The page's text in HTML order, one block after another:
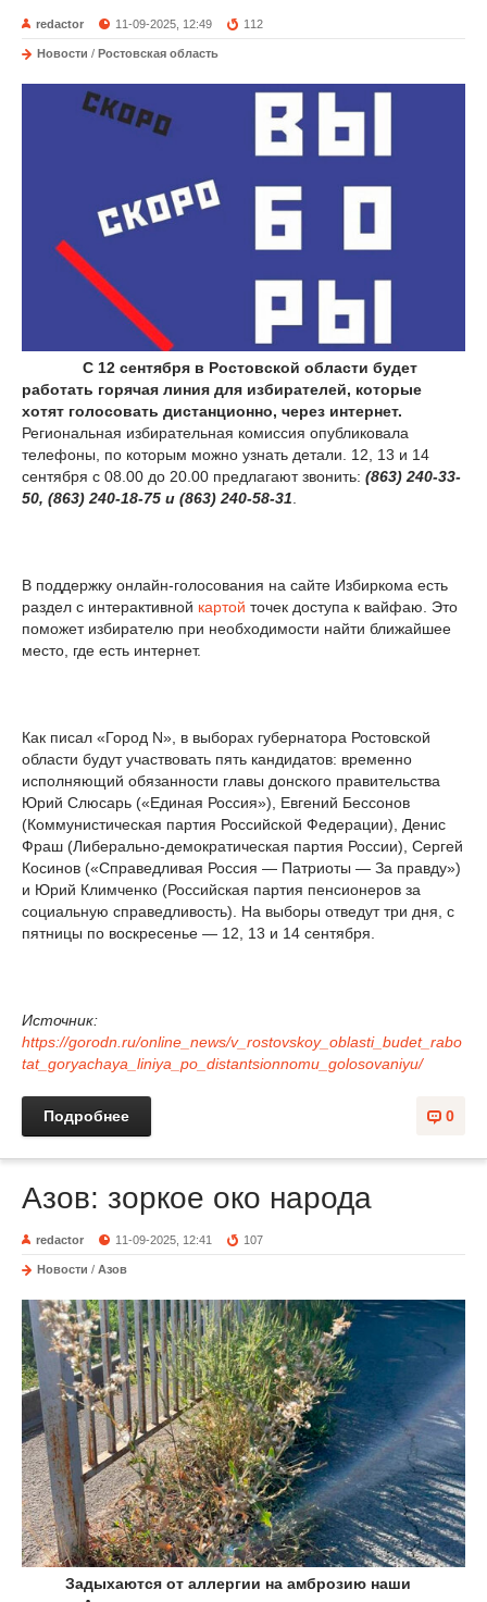
redactor 11-09-2025, 12:49 112
Новости / Ростовская область
С 12 сентября в Ростовской области будет
работать горячая линия для избирателей, которые
хотят голосовать дистанционно, через интернет.
Региональная избирательная комиссия опубликовала
телефоны, по которым можно узнать детали. 12, 13 и 14
сентября с 08.00 до 20.00 предлагают звонить: (863) 240-33-
50, (863) 240-18-75 и (863) 240-58-31
В поддержку онлайн-голосования на сайте Избиркома есть
раздел с интерактивной картой точек доступа к вайфаю. Это
поможет избирателю при необходимости найти ближайшее
место, где есть интернет.
Как писал «Город N», в выборах губернатора Ростовской
области будут участвовать пять кандидатов: временно
исполняющий обязанности главы донского правительства
Юрий Слюсарь («Единая Россия»), Евгений Бессонов
(Коммунистическая партия Российской Федерации), Денис
Фраш (Либерально-демократическая партия России), Сергей
Косинов («Справедливая Россия — Патриоты — За правду»)
и Юрий Климченко (Российская партия пенсионеров за
социальную справедливость). На выборы отведут три дня, с
пятницы по воскресенье — 12, 13 и 14 сентября.
Источник:
https://gorodn.ru/online_news/v_rostovskoy_oblasti_budet_rabo
tat_goryachaya_liniya_po_distantsionnomu_golosovaniyu/
0
Подробнее
Азов: зоркое око народа
redactor 11-09-2025, 12:41 107
Новости / Азов
Задыхаются от аллергии на амброзию наши